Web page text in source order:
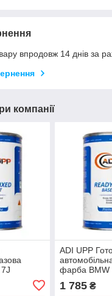
впродовж 14 днів за
компанії
ADI UPP
фарба BMW
STRATUS/
MET. (0,8л)
1 785₴